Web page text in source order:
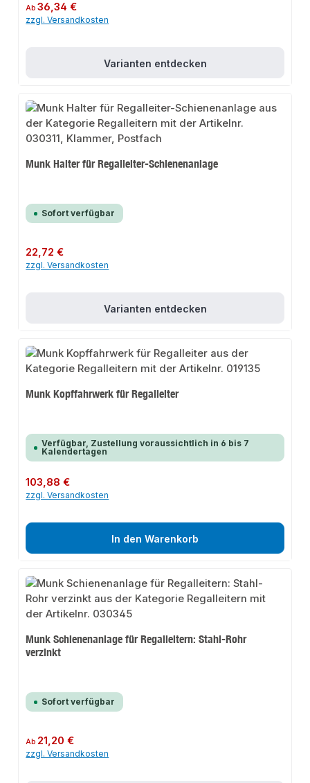
Regulärer Preis:
Ab36,34 €
zzgl. Versandkosten
Varianten entdecken
Munk Halter für Regalleiter-Schienenanlage
Sofort verfügbar
Regulärer Preis:
22,72 €
zzgl. Versandkosten
Varianten entdecken
Munk Kopffahrwerk für Regalleiter
Verfügbar, Zustellung voraussichtlich in 6 bis 7
Kalendertagen
Regulärer Preis:
103,88 €
zzgl. Versandkosten
In den Warenkorb
Munk Schienenanlage für Regalleitern: Stahl-Rohr
verzinkt
Sofort verfügbar
Regulärer Preis:
Ab 21,20 €
zzgl. Versandkosten